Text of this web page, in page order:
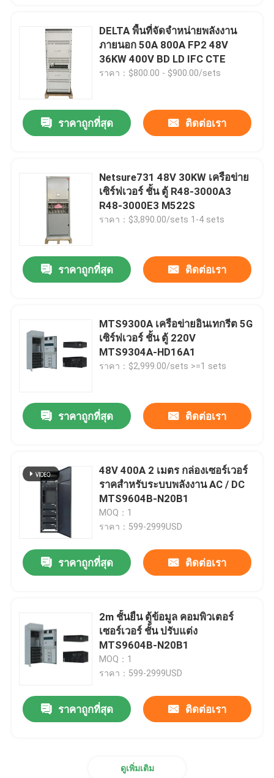
บ้าน
รายชื่อผู้ติดต่อ
ผลิตภัณฑ์
วิดีโอ
ตู้โทรคมนาคมกลางแจ้ง
ตู้อุปกรณ์โทรคมนาคม
ตู้แบตเตอรี่โทรคมนาคม
ระบบพลังงานสายโทรคมนาคม DC
DELTA พื้นที่จัดจําหน่ายพลังงาน
ภายนอก 50A 800A FP2 48V
36KW 400V BD LD IFC CTE
ราคา：$800.00 - $900.00/sets
ราคาถูกที่สุด ติดต่อเรา
Netsure731 48V 30KW เครือข่าย
เซิร์ฟเวอร์ ชั้น ตู้ R48-3000A3
R48-3000E3 M522S
ราคา：$3,890.00/sets 1-4 sets
ราคาถูกที่สุด ติดต่อเรา
MTS9300A เครือข่ายอินเทกรีต 5G
เซิร์ฟเวอร์ ชั้น ตู้ 220V
MTS9304A-HD16A1
ราคา：$2,999.00/sets >=1 sets
ราคาถูกที่สุด ติดต่อเรา
48V 400A 2 เมตร กล่องเซอร์เวอร์
ราคสําหรับระบบพลังงาน AC / DC
MTS9604B-N20B1
MOQ：1
ราคา：599-2999USD
ราคาถูกที่สุด ติดต่อเรา
2m ชั้นยืน ตู้ข้อมูล คอมพิวเตอร์
เซอร์เวอร์ ชั้น ปรับแต่ง
MTS9604B-N20B1
MOQ：1
ราคา：599-2999USD
ราคาถูกที่สุด ติดต่อเรา
ดูเพิ่มเติม